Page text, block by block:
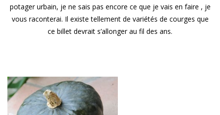
potager urbain, je ne sais pas encore ce que je vais en faire , je
vous raconterai. Il existe tellement de variétés de courges que
ce billet devrait s’allonger au fil des ans.